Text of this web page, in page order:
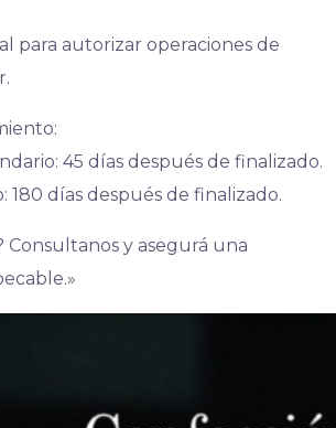
para autorizar operaciones de
45 días después de finalizado.
180 días después de finalizado.
Consultanos y asegurá una